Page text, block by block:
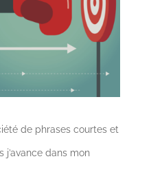
de phrases courtes et
j’avance dans mon